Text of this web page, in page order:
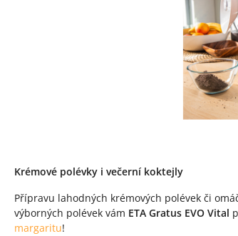
Krémové polévky i večerní koktejly
Přípravu lahodných krémových polévek či
výborných polévek vám ETA Gratus EVO Vital
margaritu!